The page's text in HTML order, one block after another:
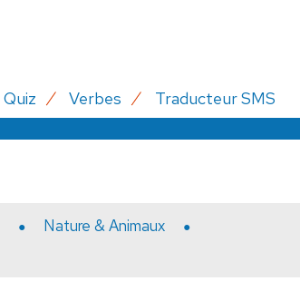
Quiz Verbes Traducteur SMS
Nature & Animaux